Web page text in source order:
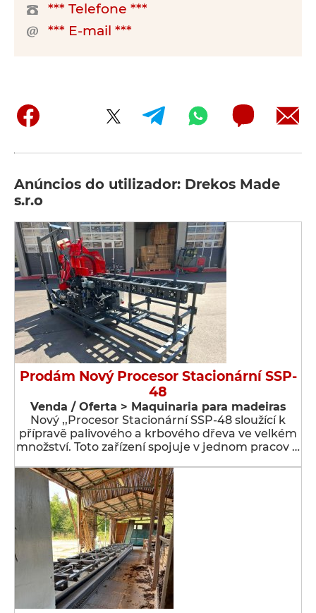
*** Telefone ***
*** E-mail ***
Anúncios do utilizador: Drekos Made
s.r.o
Prodám Nový Procesor Stacionární SSP-
48
Venda / Oferta > Maquinaria para madeiras
Nový ,,Procesor Stacionární SSP-48 sloužící k
přípravě palivového a krbového dřeva ve velkém
množství. Toto zařízení spojuje v jednom pracov …